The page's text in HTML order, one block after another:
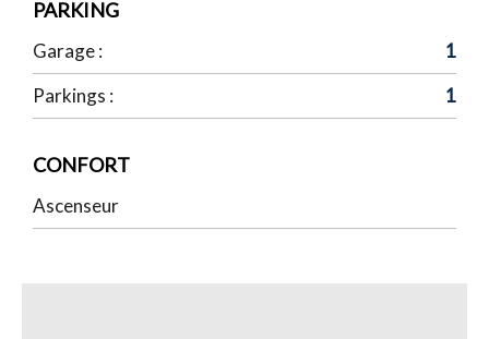
PARKING
Garage :
1
Parkings :
1
CONFORT
Ascenseur